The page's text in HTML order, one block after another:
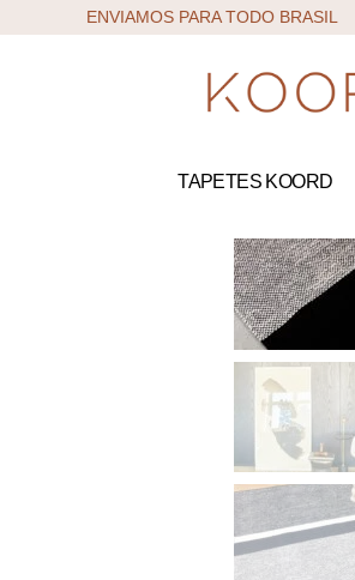
ENVIAMOS PARA TODO BRASIL
TAPETES KOORD